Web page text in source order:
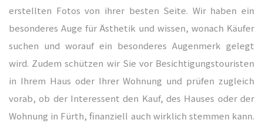
erstellten Fotos von ihrer besten Seite. Wir haben ein
besonderes Auge für Ästhetik und wissen, wonach Käufer
suchen und worauf ein besonderes Augenmerk gelegt
wird. Zudem schützen wir Sie vor Besichtigungstouristen
in Ihrem Haus oder Ihrer Wohnung und prüfen zugleich
vorab, ob der Interessent den Kauf, des Hauses oder der
Wohnung in Fürth, finanziell auch wirklich stemmen kann.